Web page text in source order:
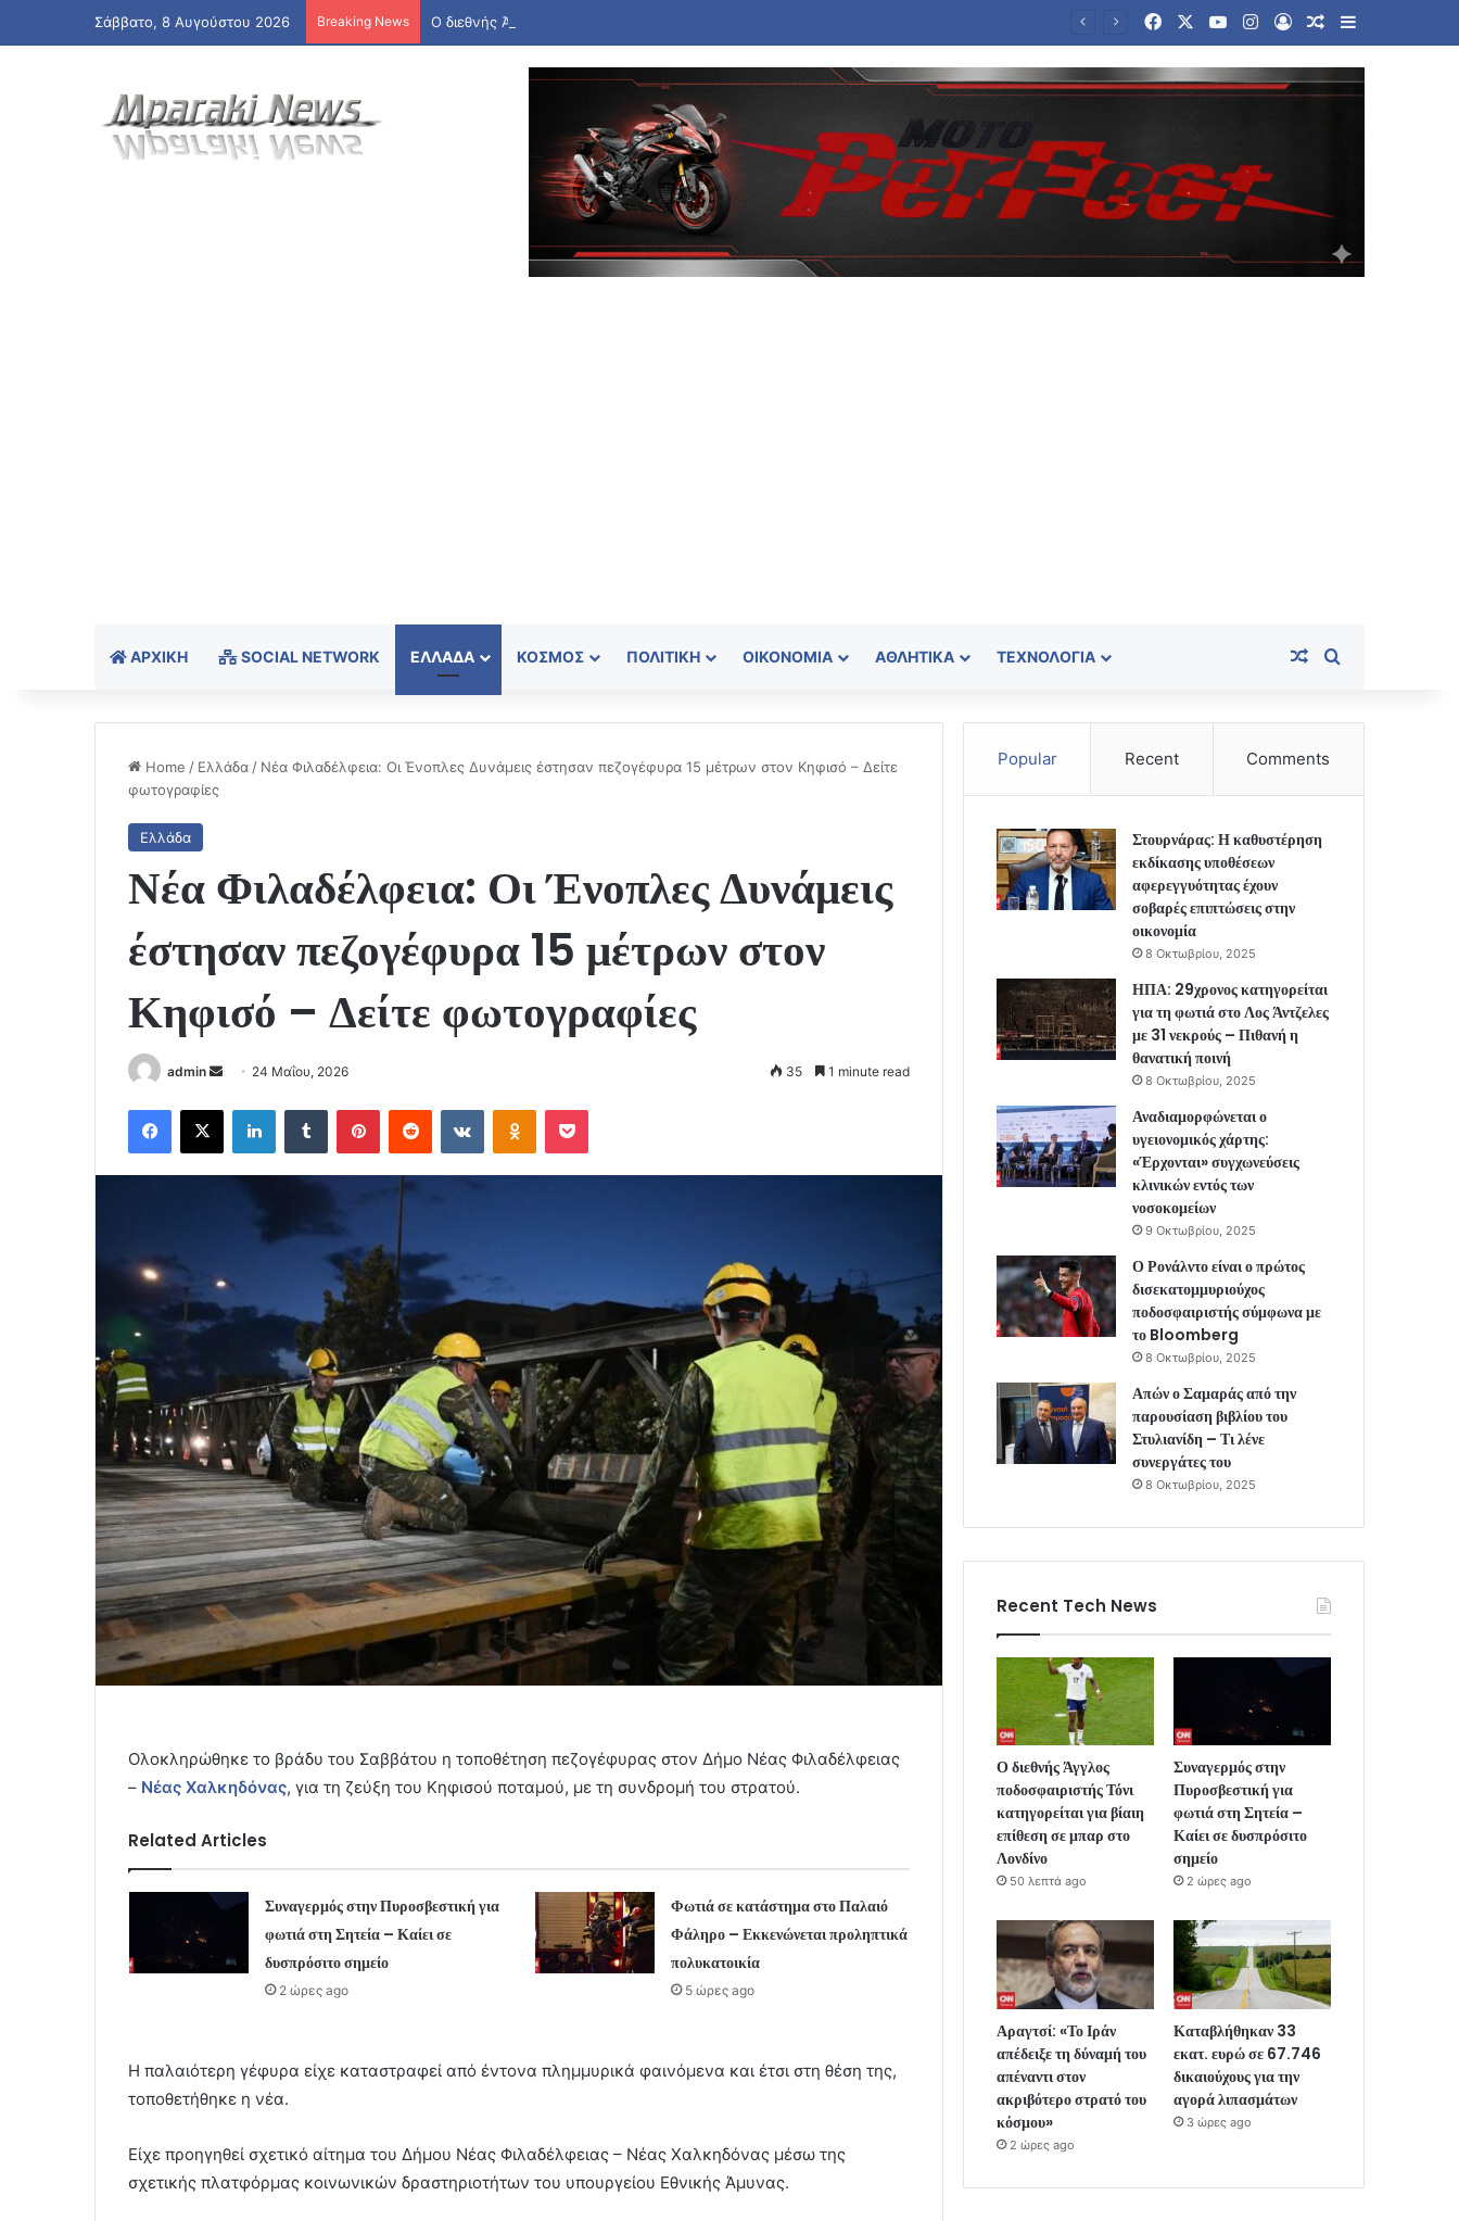
Σάββατο, 8 Αυγούστου 2026 Breaking News Ο διεθνής Άγγλος ποδοσφαιριστής Τόνι κατηγορείται για βίαιη επίθεση σε μπαρ στο Λονδίνο FacebookYouTubeInstagram
Log InRandom Article
Sidebar
ΑΡΧΙΚΉ SOCIAL NETWORK ΕΛΛΆΔΑ ΚΌΣΜΟΣ ΠΟΛΙΤΙΚΉ ΟΙΚΟΝΟΜΊΑ ΑΘΛΗΤΙΚΆ ΤΕΧΝΟΛΟΓΊΑ Random Article
Home / Ελλάδα / Νέα Φιλαδέλφεια: Οι Ένοπλες Δυνάμεις έστησαν πεζογέφυρα 15 μέτρων στον Κηφισό – Δείτε
φωτογραφίες
Ελλάδα
Νέα Φιλαδέλφεια: Οι Ένοπλες Δυνάμεις
έστησαν πεζογέφυρα 15 μέτρων στον
Κηφισό – Δείτε φωτογραφίες
admin
Send
email
24 Μαΐου, 2026 35 1 minute read
Facebook
X LinkedInTumblr PinterestReddit VKontakteOdnoklassniki
Pocket
Ολοκληρώθηκε το βράδυ του Σαββάτου η τοποθέτηση πεζογέφυρας στον Δήμο Νέας Φιλαδέλφειας
– Νέας Χαλκηδόνας, για τη ζεύξη του Κηφισού ποταμού, με τη συνδρομή του στρατού.
Related Articles
Συναγερμός στην Πυροσβεστική για
φωτιά στη Σητεία – Καίει σε
δυσπρόσιτο σημείο
2 ώρες ago
Φωτιά σε κατάστημα στο Παλαιό
Φάληρο – Εκκενώνεται προληπτικά
πολυκατοικία
5 ώρες ago
Η παλαιότερη γέφυρα είχε καταστραφεί από έντονα πλημμυρικά φαινόμενα και έτσι στη θέση της,
τοποθετήθηκε η νέα.
Είχε προηγηθεί σχετικό αίτημα του Δήμου Νέας Φιλαδέλφειας – Νέας Χαλκηδόνας μέσω της
σχετικής πλατφόρμας κοινωνικών δραστηριοτήτων του υπουργείου Εθνικής Άμυνας.
Popular Recent Comments
Στουρνάρας: Η καθυστέρηση
εκδίκασης υποθέσεων
αφερεγγυότητας έχουν
σοβαρές επιπτώσεις στην
οικονομία
8 Οκτωβρίου, 2025
ΗΠΑ: 29χρονος κατηγορείται
για τη φωτιά στο Λος Άντζελες
με 31 νεκρούς – Πιθανή η
θανατική ποινή
8 Οκτωβρίου, 2025
Αναδιαμορφώνεται ο
υγειονομικός χάρτης:
«Έρχονται» συγχωνεύσεις
κλινικών εντός των
νοσοκομείων
9 Οκτωβρίου, 2025
Ο Ρονάλντο είναι ο πρώτος
δισεκατομμυριούχος
ποδοσφαιριστής σύμφωνα με
το Bloomberg
8 Οκτωβρίου, 2025
Απών ο Σαμαράς από την
παρουσίαση βιβλίου του
Στυλιανίδη – Τι λένε
συνεργάτες του
8 Οκτωβρίου, 2025
Recent Tech News
Ο διεθνής Άγγλος
ποδοσφαιριστής Τόνι
κατηγορείται για βίαιη
επίθεση σε μπαρ στο
Λονδίνο
50 λεπτά ago
Συναγερμός στην
Πυροσβεστική για
φωτιά στη Σητεία –
Καίει σε δυσπρόσιτο
σημείο
2 ώρες ago
Αραγτσί: «Το Ιράν
απέδειξε τη δύναμή του
απέναντι στον
ακριβότερο στρατό του
κόσμου»
2 ώρες ago
Καταβλήθηκαν 33
εκατ. ευρώ σε 67.746
δικαιούχους για την
αγορά λιπασμάτων
3 ώρες ago